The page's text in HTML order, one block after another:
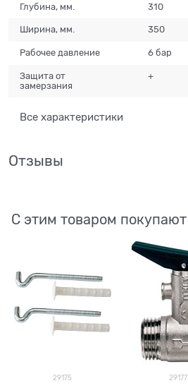
Глубина, мм. 310
Ширина, мм. 350
Рабочее давление 6 бар
Защита от
замерзания
+
Все характеристики
Отзывы
С этим товаром покупают
29175 29177